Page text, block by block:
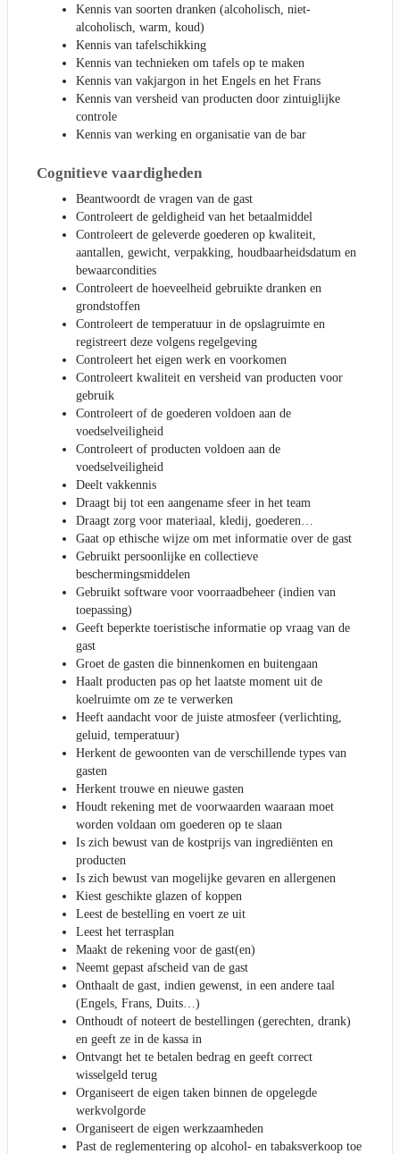
Kennis van soorten dranken (alcoholisch, niet-
alcoholisch, warm, koud)
Kennis van tafelschikking
Kennis van technieken om tafels op te maken
Kennis van vakjargon in het Engels en het Frans
Kennis van versheid van producten door zintuiglijke
controle
Kennis van werking en organisatie van de bar
Cognitieve vaardigheden
Beantwoordt de vragen van de gast
Controleert de geldigheid van het betaalmiddel
Controleert de geleverde goederen op kwaliteit,
aantallen, gewicht, verpakking, houdbaarheidsdatum en
bewaarcondities
Controleert de hoeveelheid gebruikte dranken en
grondstoffen
Controleert de temperatuur in de opslagruimte en
registreert deze volgens regelgeving
Controleert het eigen werk en voorkomen
Controleert kwaliteit en versheid van producten voor
gebruik
Controleert of de goederen voldoen aan de
voedselveiligheid
Controleert of producten voldoen aan de
voedselveiligheid
Deelt vakkennis
Draagt bij tot een aangename sfeer in het team
Draagt zorg voor materiaal, kledij, goederen…
Gaat op ethische wijze om met informatie over de gast
Gebruikt persoonlijke en collectieve
beschermingsmiddelen
Gebruikt software voor voorraadbeheer (indien van
toepassing)
Geeft beperkte toeristische informatie op vraag van de
gast
Groet de gasten die binnenkomen en buitengaan
Haalt producten pas op het laatste moment uit de
koelruimte om ze te verwerken
Heeft aandacht voor de juiste atmosfeer (verlichting,
geluid, temperatuur)
Herkent de gewoonten van de verschillende types van
gasten
Herkent trouwe en nieuwe gasten
Houdt rekening met de voorwaarden waaraan moet
worden voldaan om goederen op te slaan
Is zich bewust van de kostprijs van ingrediënten en
producten
Is zich bewust van mogelijke gevaren en allergenen
Kiest geschikte glazen of koppen
Leest de bestelling en voert ze uit
Leest het terrasplan
Maakt de rekening voor de gast(en)
Neemt gepast afscheid van de gast
Onthaalt de gast, indien gewenst, in een andere taal
(Engels, Frans, Duits…)
Onthoudt of noteert de bestellingen (gerechten, drank)
en geeft ze in de kassa in
Ontvangt het te betalen bedrag en geeft correct
wisselgeld terug
Organiseert de eigen taken binnen de opgelegde
werkvolgorde
Organiseert de eigen werkzaamheden
Past de reglementering op alcohol- en tabaksverkoop toe